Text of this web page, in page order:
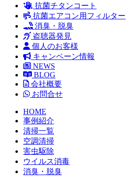
抗菌チタンコート
抗菌エアコン用フィルター
消臭・脱臭
盗聴器発見
個人のお客様
キャンペーン情報
NEWS
BLOG
会社概要
お問合せ
HOME
事例紹介
清掃一覧
空調清掃
害虫駆除
ウイルス消毒
消臭・脱臭